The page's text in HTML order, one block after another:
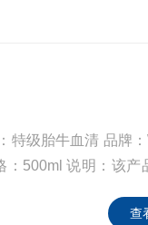
特级胎牛血清 品牌
查